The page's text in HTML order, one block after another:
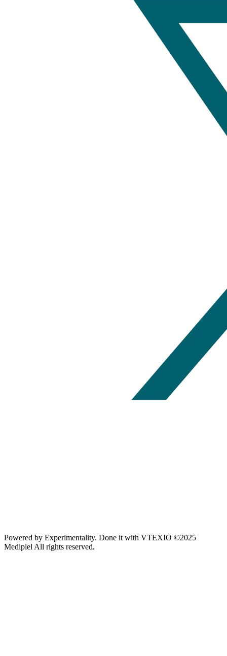
Powered by Experimentality. Done it with VTEXIO ©2025
Medipiel All rights reserved.